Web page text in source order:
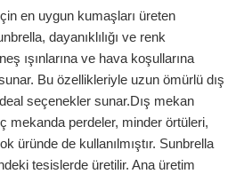
en uygun kumaşları üreten
dayanıklılığı ve renk
ışınlarına ve hava koşullarına
Bu özellikleriyle uzun ömürlü dış
seçenekler sunar.Dış mekan
mekanda perdeler, minder örtüleri,
üründe de kullanılmıştır. Sunbrella
tesislerde üretilir. Ana üretim